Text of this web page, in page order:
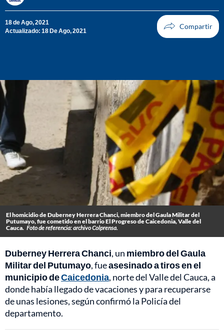
18 de Ago, 2021
Actualizado: 18 De Ago, 2021
El homicidio de Duberney Herrera Chanci, miembro del Gaula Militar del
Putumayo, fue cometido en el barrio El Progreso de Caicedonia, Valle del
Cauca. Foto de referencia: archivo Colprensa.
Duberney Herrera Chanci, un miembro del Gaula
Militar del Putumayo, fueasesinado a tiros en el
municipio deCaicedonia, norte del Valle del Cauca, a
donde había llegado de vacaciones y para recuperarse
de unas lesiones, según confirmó la Policía del
departamento.